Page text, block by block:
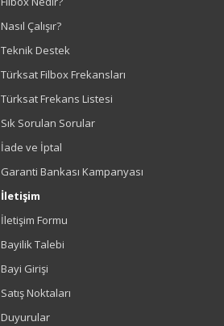
Nasıl Çalışır?
Teknik Destek
Türksat Filbox Frekansları
Türksat Frekans Listesi
Sık Sorulan Sorular
İade ve İptal
Garanti Bankası Kampanyası
İletişim
İletişim Formu
Bayilik Talebi
Bayi Girişi
Satış Noktaları
Duyurular